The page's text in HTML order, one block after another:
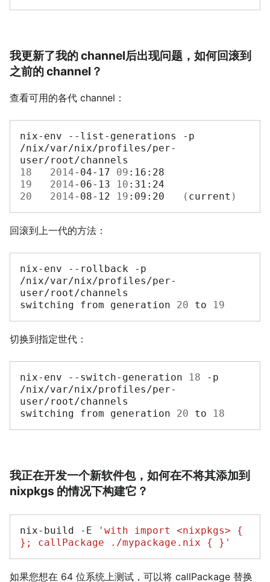
我更新了我的 channel后出现问题，如何回滚到
之前的 channel？
查看可用的各代 channel：
nix-env --list-generations
-p
/nix/var/nix/profiles/per-
18
2014-04-17 09
19
2014-06-13 10 :31:24
20
2014-08-12 19 :09:20 ( current )
回滚到上一代的方法：
nix-env --rollback
-p
/nix/var/nix/profiles/per-
user/root/channels
switching
from generation 20 to 19
切换到指定世代：
nix-env --switch-generation 18
-p
/nix/var/nix/profiles/per-
user/root/channels
switching
from generation 20 to 18
我正在开发一个新软件包，如何在不将其添加到
nixpkgs 的情况下构建它？
nix-build -E
'with import <nixpkgs> {
}; callPackage ./mypackage.nix { }'
如果您想在 64 位系统上测试，可以将 callPackage 替换